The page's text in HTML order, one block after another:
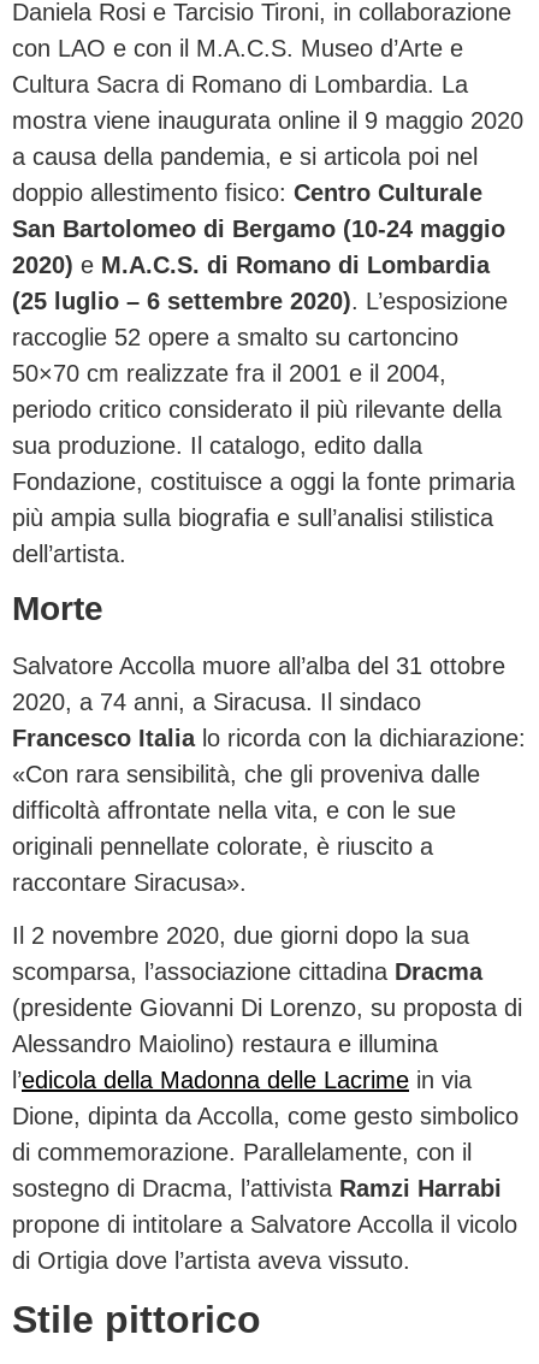
Daniela Rosi e Tarcisio Tironi, in collaborazione
con LAO e con il M.A.C.S. Museo d’Arte e
Cultura Sacra di Romano di Lombardia. La
mostra viene inaugurata online il 9 maggio 2020
a causa della pandemia, e si articola poi nel
doppio allestimento fisico: Centro Culturale
San Bartolomeo di Bergamo (10-24 maggio
2020) e M.A.C.S. di Romano di Lombardia
(25 luglio – 6 settembre 2020). L’esposizione
raccoglie 52 opere a smalto su cartoncino
50×70 cm realizzate fra il 2001 e il 2004,
periodo critico considerato il più rilevante della
sua produzione. Il catalogo, edito dalla
Fondazione, costituisce a oggi la fonte primaria
più ampia sulla biografia e sull’analisi stilistica
dell’artista.
Morte
Salvatore Accolla muore all’alba del 31 ottobre
2020, a 74 anni, a Siracusa. Il sindaco
Francesco Italialo ricorda con la dichiarazione:
«Con rara sensibilità, che gli proveniva dalle
difficoltà affrontate nella vita, e con le sue
originali pennellate colorate, è riuscito a
raccontare Siracusa».
Il 2 novembre 2020, due giorni dopo la sua
scomparsa, l’associazione cittadina Dracma
(presidente Giovanni Di Lorenzo, su proposta di
Alessandro Maiolino) restaura e illumina
l’edicola della Madonna delle Lacrime in via
Dione, dipinta da Accolla, come gesto simbolico
di commemorazione. Parallelamente, con il
sostegno di Dracma, l’attivista Ramzi Harrabi
propone di intitolare a Salvatore Accolla il vicolo
di Ortigia dove l’artista aveva vissuto.
Stile pittorico